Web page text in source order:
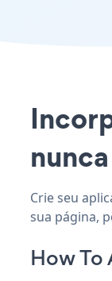
Crie seu
sua página,
How